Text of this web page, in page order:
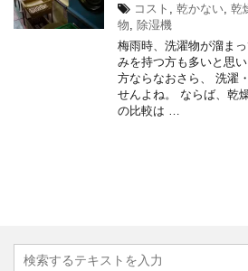
コスト
乾かない 乾
物 除湿機
梅雨時、洗濯物が溜ま
みを持つ方も多いと思
方ならなおさら、 洗濯
せんよね。 ならば、乾
の比較は …